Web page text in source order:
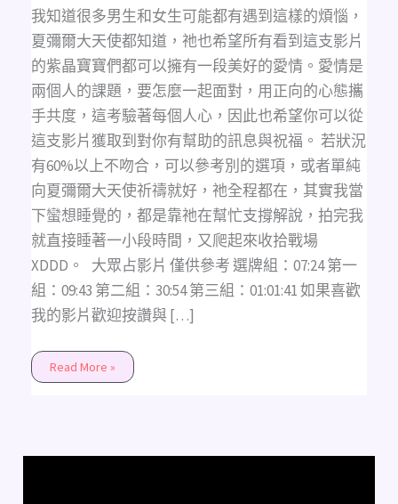
我知道很多男生和女生可能都有遇到這樣的煩惱，
夏彌爾大天使都知道，祂也希望所有看到這支影片
的紫晶寶寶們都可以擁有一段美好的愛情。愛情是
兩個人的課題，要怎麼一起面對，用正向的心態攜
手共度，這考驗著每個人心，因此也希望你可以從
這支影片獲取到對你有幫助的訊息與祝福。 若狀況
有60%以上不吻合，可以參考別的選項，或者單純
向夏彌爾大天使祈禱就好，祂全程都在，其實我當
下蠻想睡覺的，都是靠祂在幫忙支撐解說，拍完我
就直接睡著一小段時間，又爬起來收拾戰場
XDDD。 大眾占影片 僅供參考 選牌組：07:24 第一
組：09:43 第二組：30:54 第三組：01:01:41​ 如果喜歡
我的影片歡迎按讚與 […]
建
議？
速
配
指
數？
3
個
月
內
交
往
指
數
(不
限
性
別、
不
限
時
間)
Read More »